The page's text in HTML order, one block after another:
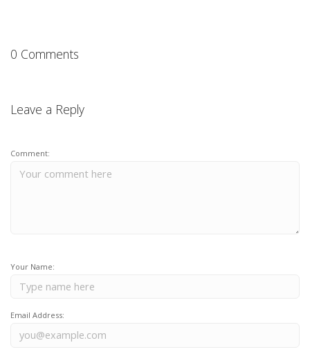
0 Comments
Leave a Reply
Comment:
Your Name:
Email Address: